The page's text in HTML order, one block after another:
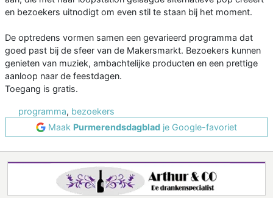
en bezoekers uitnodigt om even stil te staan bij het moment.
De optredens vormen samen een gevarieerd programma dat
goed past bij de sfeer van de Makersmarkt. Bezoekers kunnen
genieten van muziek, ambachtelijke producten en een prettige
aanloop naar de feestdagen.
Toegang is gratis.
programma, bezoekers
Maak Purmerendsdagblad je Google-favoriet